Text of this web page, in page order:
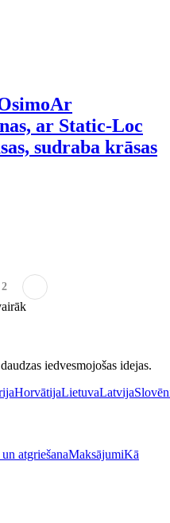
Ar
ar Static-Loc
sudraba krāsas
2
iedvesmojošas idejas.
HorvātijaLietuvaLatvija
atgriešanaMaksājumiKā